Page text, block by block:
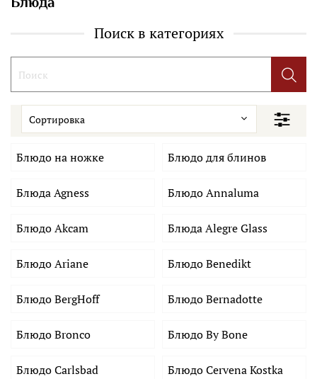
Поиск в категориях
Блюдо на ножке Блюдо для блинов
Блюда Agness Блюдо Annaluma
Блюдо Akcam Блюда Alegre Glass
Блюдо Ariane Блюдо Benedikt
Блюдо BergHoff Блюдо Bernadotte
Блюдо Bronco Блюдо By Bone
Блюдо Carlsbad Блюдо Cervena Kostka